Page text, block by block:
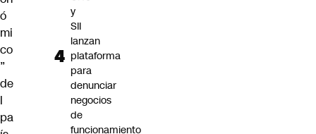
ó
mi
co
”
de
l
pa
y
SII
lanzan
plataforma
para
denunciar
negocios
de
funcionamiento